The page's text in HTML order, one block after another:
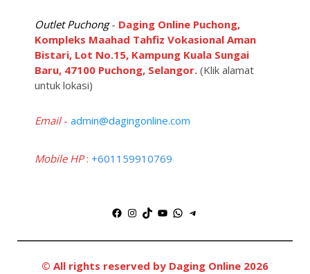
Outlet Puchong- Daging Online Puchong,
Kompleks Maahad Tahfiz Vokasional Aman
Bistari, Lot No.15, Kampung Kuala Sungai
Baru, 47100 Puchong, Selangor.(Klik alamat
untuk lokasi)
Email- admin@dagingonline.com
Mobile HP: +601159910769
Facebook
Instagram
TikTok
YouTube
WhatsApp
Telegram
© All rights reserved by Daging Online 2026